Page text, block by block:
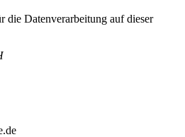
die Datenverarbeitung auf dieser